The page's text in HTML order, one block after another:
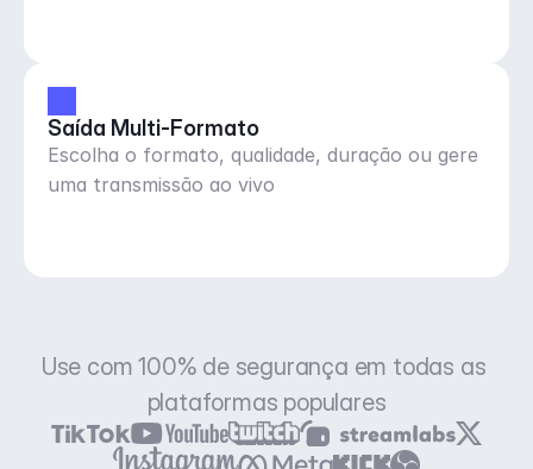
Saída Multi-Formato
Escolha o formato, qualidade, duração ou gere
uma transmissão ao vivo
Use com 100% de segurança em todas as
plataformas populares